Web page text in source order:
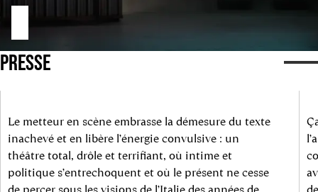
PRESSE
Le metteur en scène embrasse la démesure du texte
inachevé et en libère l’énergie convulsive : un
théâtre total, drôle et terrifiant, où intime et
politique s’entrechoquent et où le présent ne cesse